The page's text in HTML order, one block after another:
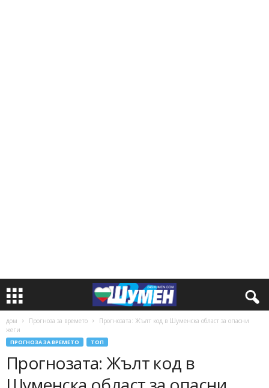
дом Прогноза за времето
Прогнозата: Жълт код в Шуменска област за опасни
жеги
ПРОГНОЗА ЗА ВРЕМЕТО ТОП
Прогнозата: Жълт код в